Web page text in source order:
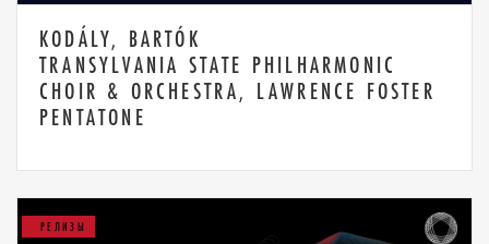
KODÁLY, BARTÓK
TRANSYLVANIA STATE PHILHARMONIC
CHOIR & ORCHESTRA, LAWRENCE FOSTER
PENTATONE
РЕЛИЗЫ